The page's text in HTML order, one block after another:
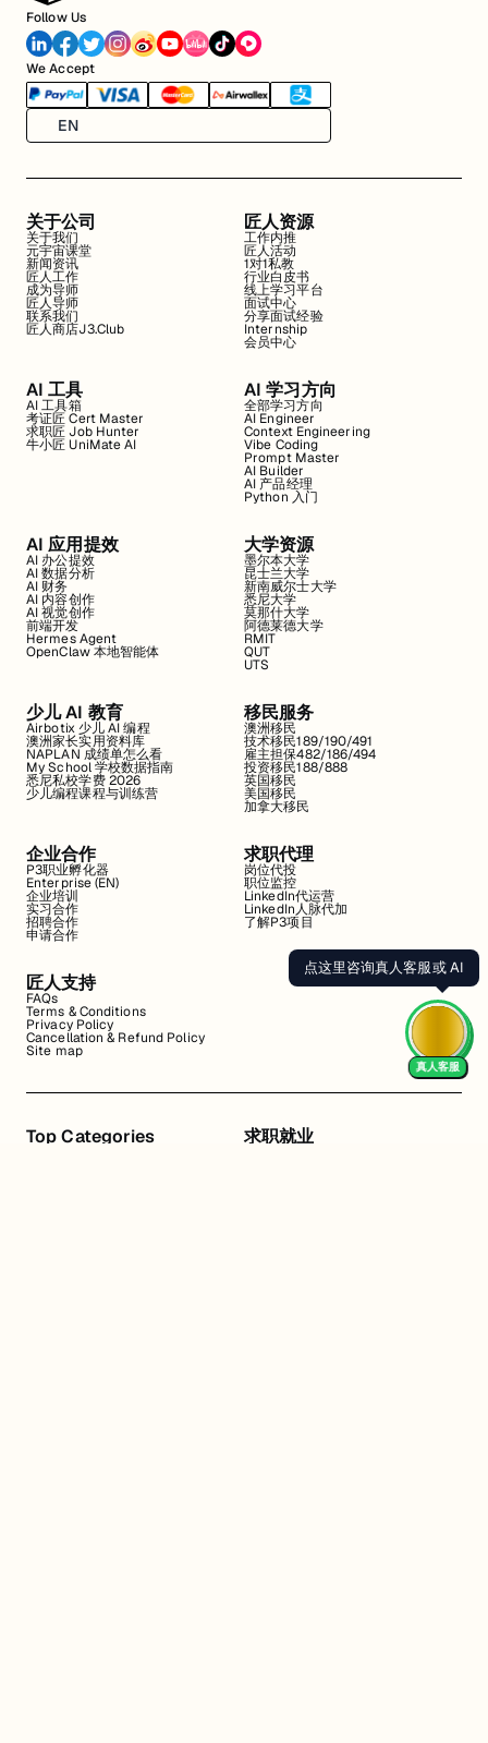
Follow Us
We Accept
EN
关于公司
关于我们
元宇宙课堂
新闻资讯
匠人工作
成为导师
匠人导师
联系我们
匠人商店J3.Club
匠人资源
工作内推
匠人活动
1对1私教
行业白皮书
线上学习平台
面试中心
分享面试经验
Internship
会员中心
AI 工具
AI 工具箱
考证匠 Cert Master
求职匠 Job Hunter
牛小匠 UniMate AI
AI 学习方向
全部学习方向
AI Engineer
Context Engineering
Vibe Coding
Prompt Master
AI Builder
AI 产品经理
Python 入门
AI 应用提效
AI 办公提效
AI 数据分析
AI 财务
AI 内容创作
AI 视觉创作
前端开发
Hermes Agent
OpenClaw 本地智能体
大学资源
墨尔本大学
昆士兰大学
新南威尔士大学
悉尼大学
莫那什大学
阿德莱德大学
RMIT
QUT
UTS
少儿 AI 教育
Airbotix 少儿 AI 编程
澳洲家长实用资料库
NAPLAN 成绩单怎么看
My School 学校数据指南
悉尼私校学费 2026
少儿编程课程与训练营
移民服务
澳洲移民
技术移民189/190/491
雇主担保482/186/494
投资移民188/888
英国移民
美国移民
加拿大移民
企业合作
P3职业孵化器
Enterprise (EN)
企业培训
实习合作
招聘合作
申请合作
求职代理
岗位代投
职位监控
LinkedIn代运营
LinkedIn人脉代加
了解P3项目
匠人支持
FAQs
Terms & Conditions
Privacy Policy
Cancellation & Refund Policy
Site map
Top Categories 求职就业
点这里咨询真人客服或 AI
真人客服